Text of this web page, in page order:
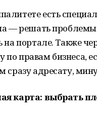
есть
— решать
на портале. Также
по правам бизнеса,
сразу адресату,
карта: выбрать